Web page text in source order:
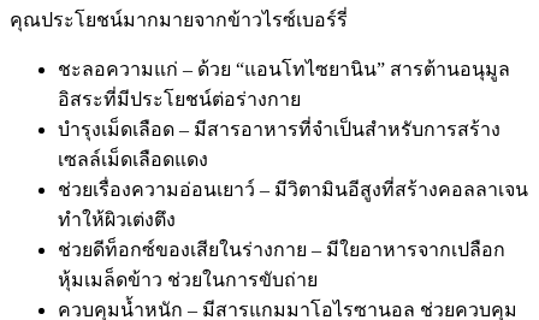
คุณประโยชน์มากมายจากข้าวไรซ์เบอร์รี่
ชะลอความแก่ – ด้วย “แอนโทไซยานิน” สารต้านอนุมูล
อิสระที่มีประโยชน์ต่อร่างกาย
บำรุงเม็ดเลือด – มีสารอาหารที่จำเป็นสำหรับการสร้าง
เซลล์เม็ดเลือดแดง
ช่วยเรื่องความอ่อนเยาว์ – มีวิตามินอีสูงที่สร้างคอลลาเจน
ทำให้ผิวเต่งตึง
ช่วยดีท็อกซ์ของเสียในร่างกาย – มีใยอาหารจากเปลือก
หุ้มเมล็ดข้าว ช่วยในการขับถ่าย
ควบคุมน้ำหนัก – มีสารแกมมาโอไรซานอล ช่วยควบคุม